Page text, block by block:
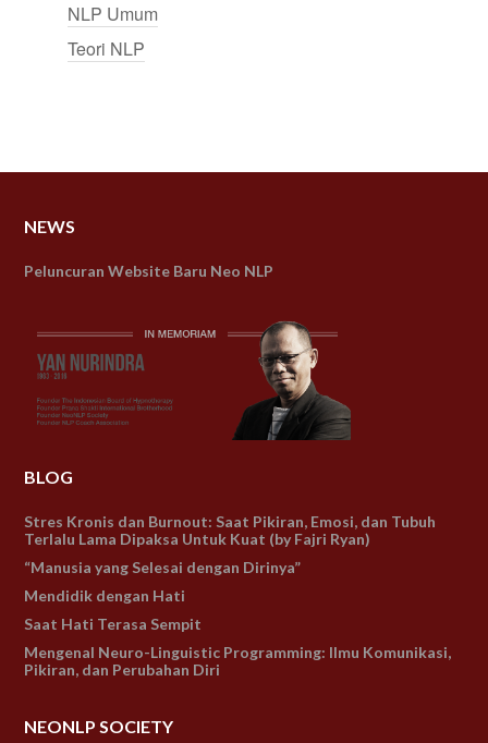
NLP Umum
Teori NLP
NEWS
Peluncuran Website Baru Neo NLP
BLOG
Stres Kronis dan Burnout: Saat Pikiran, Emosi, dan Tubuh
Terlalu Lama Dipaksa Untuk Kuat (by Fajri Ryan)
“Manusia yang Selesai dengan Dirinya”
Mendidik dengan Hati
Saat Hati Terasa Sempit
Mengenal Neuro-Linguistic Programming: Ilmu Komunikasi,
Pikiran, dan Perubahan Diri
NEONLP SOCIETY